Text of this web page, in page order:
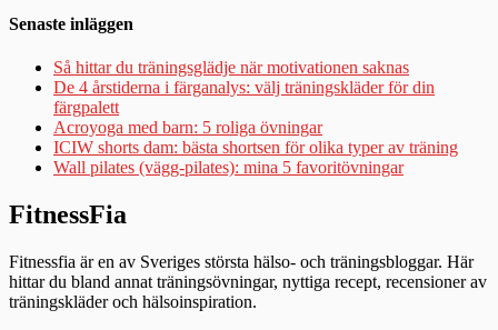
Senaste inläggen
Så hittar du träningsglädje när motivationen saknas
De 4 årstiderna i färganalys: välj träningskläder för din
färgpalett
Acroyoga med barn: 5 roliga övningar
ICIW shorts dam: bästa shortsen för olika typer av träning
Wall pilates (vägg-pilates): mina 5 favoritövningar
FitnessFia
Fitnessfia är en av Sveriges största hälso- och träningsbloggar. Här
hittar du bland annat träningsövningar, nyttiga recept, recensioner av
träningskläder och hälsoinspiration.